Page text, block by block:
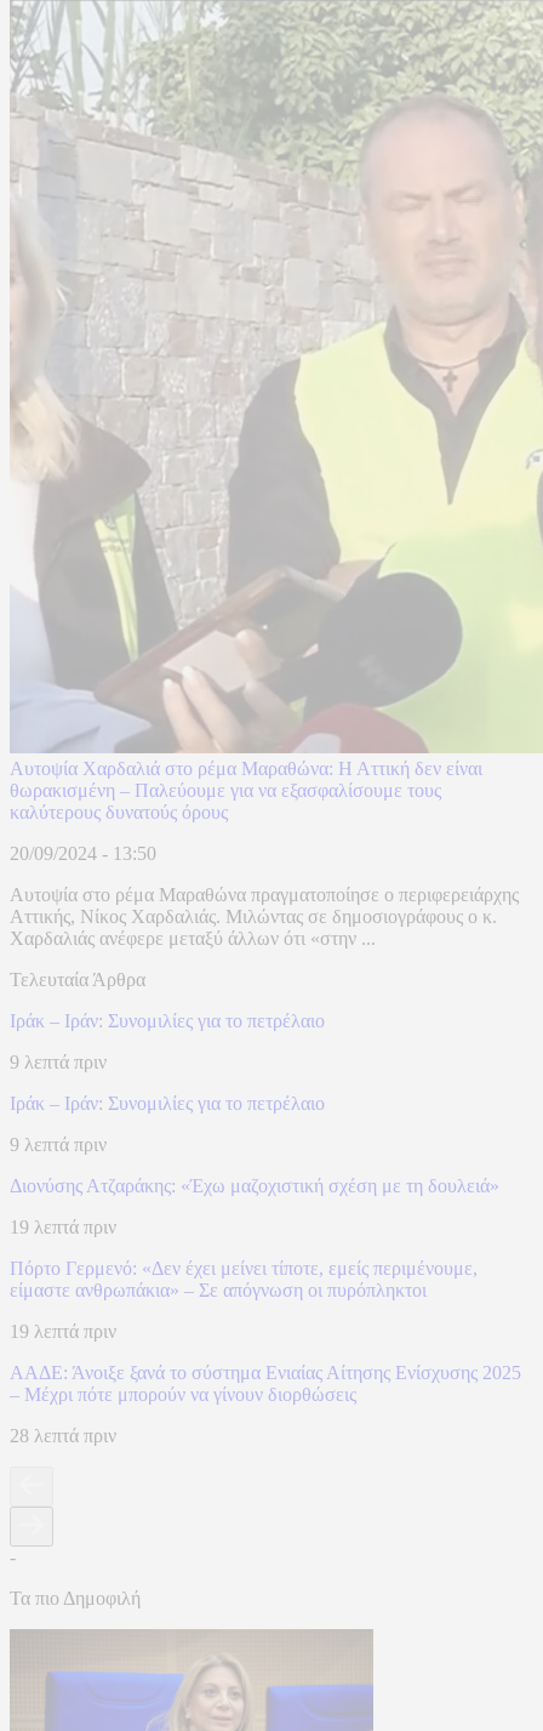
Αυτοψία Χαρδαλιά στο ρέμα Μαραθώνα: Η Αττική δεν είναι
θωρακισμένη – Παλεύουμε για να εξασφαλίσουμε τους
καλύτερους δυνατούς όρους
20/09/2024 - 13:50
Αυτοψία στο ρέμα Μαραθώνα πραγματοποίησε ο περιφερειάρχης
Αττικής, Νίκος Χαρδαλιάς. Μιλώντας σε δημοσιογράφους ο κ.
Χαρδαλιάς ανέφερε μεταξύ άλλων ότι «στην ...
Τελευταία Άρθρα
Ιράκ – Ιράν: Συνομιλίες για το πετρέλαιο
9 λεπτά πριν
Ιράκ – Ιράν: Συνομιλίες για το πετρέλαιο
9 λεπτά πριν
Διονύσης Ατζαράκης: «Έχω μαζοχιστική σχέση με τη δουλειά»
19 λεπτά πριν
Πόρτο Γερμενό: «Δεν έχει μείνει τίποτε, εμείς περιμένουμε,
είμαστε ανθρωπάκια» – Σε απόγνωση οι πυρόπληκτοι
19 λεπτά πριν
ΑΑΔΕ: Άνοιξε ξανά το σύστημα Ενιαίας Αίτησης Ενίσχυσης 2025
– Μέχρι πότε μπορούν να γίνουν διορθώσεις
28 λεπτά πριν
-
Τα πιο Δημοφιλή